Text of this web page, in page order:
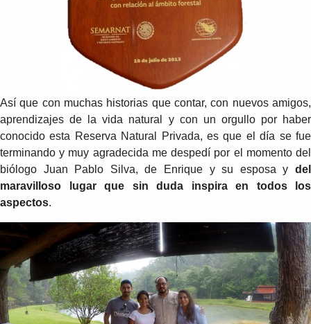
Así que con muchas historias que contar, con nuevos amigos,
aprendizajes de la vida natural y con un orgullo por haber
conocido esta Reserva Natural Privada, es que el día se fue
terminando y muy agradecida me despedí por el momento del
biólogo Juan Pablo Silva, de Enrique y su esposa y del
maravilloso lugar que sin duda inspira en todos los
aspectos.